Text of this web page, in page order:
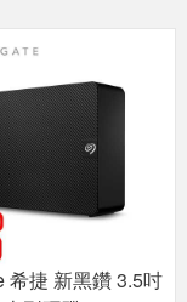
希捷 新黑鑽 3.5吋